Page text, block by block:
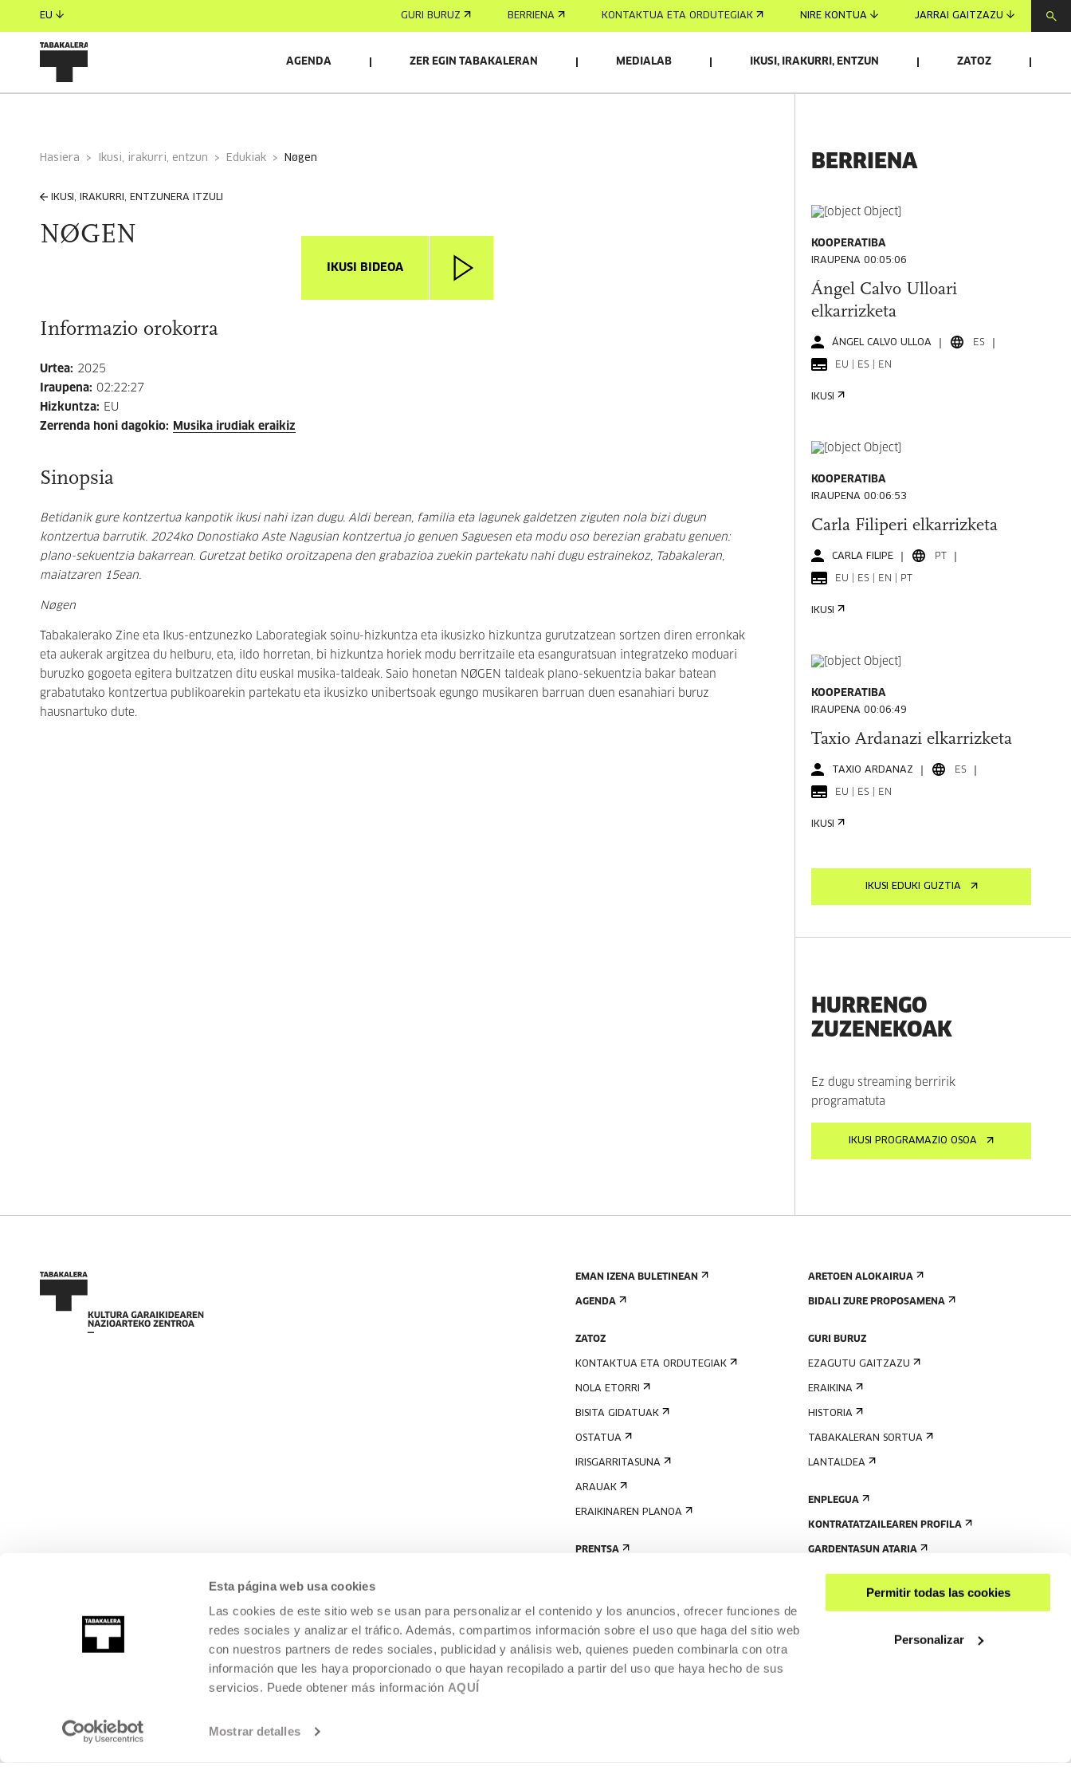
Esta página web usa cookies
Las cookies de este sitio web se usan para personalizar el contenido y los anuncios, ofrecer funciones de
redes sociales y analizar el tráfico. Además, compartimos información sobre el uso que haga del sitio web
con nuestros partners de redes sociales, publicidad y análisis web, quienes pueden combinarla con otra
información que les haya proporcionado o que hayan recopilado a partir del uso que haya hecho de sus
servicios. Puede obtener más información AQUÍ
Mostrar detalles
Permitir todas las cookies
Personalizar
EU GURI BURUZ BERRIENA KONTAKTUA ETA ORDUTEGIAK NIRE KONTUA JARRAI GAITZAZU
AGENDA ZER EGIN TABAKALERAN MEDIALAB IKUSI, IRAKURRI, ENTZUN ZATOZ
Hasiera Ikusi, irakurri, entzun Edukiak nøgen
IKUSI, IRAKURRI, ENTZUNERA ITZULI
NØGEN
IKUSI BIDEOA
Informazio orokorra
Urtea: 2025
Iraupena: 02:22:27
Hizkuntza: EU
Zerrenda honi dagokio: Musika irudiak eraikiz
Sinopsia
Betidanik gure kontzertua kanpotik ikusi nahi izan dugu. Aldi berean, familia eta lagunek galdetzen ziguten nola bizi dugun
kontzertua barrutik. 2024ko Donostiako Aste Nagusian kontzertua jo genuen Saguesen eta modu oso berezian grabatu genuen:
plano-sekuentzia bakarrean. Guretzat betiko oroitzapena den grabazioa zuekin partekatu nahi dugu estrainekoz, Tabakaleran,
maiatzaren 15ean.
Nøgen
Tabakalerako Zine eta Ikus-entzunezko Laborategiak soinu-hizkuntza eta ikusizko hizkuntza gurutzatzean sortzen diren erronkak
eta aukerak argitzea du helburu, eta, ildo horretan, bi hizkuntza horiek modu berritzaile eta esanguratsuan integratzeko moduari
buruzko gogoeta egitera bultzatzen ditu euskal musika-taldeak. Saio honetan NØGEN taldeak plano-sekuentzia bakar batean
grabatutako kontzertua publikoarekin partekatu eta ikusizko unibertsoak egungo musikaren barruan duen esanahiari buruz
hausnartuko dute.
BERRIENA
KOOPERATIBA
IRAUPENA 00:05:06
Ángel Calvo Ulloari
elkarrizketa
ÁNGEL CALVO ULLOA ES
EU | ES | EN
IKUSI
KOOPERATIBA
IRAUPENA 00:06:53
Carla Filiperi elkarrizketa
CARLA FILIPE PT
EU | ES | EN | PT
IKUSI
KOOPERATIBA
IRAUPENA 00:06:49
Taxio Ardanazi elkarrizketa
TAXIO ARDANAZ ES
EU | ES | EN
IKUSI
IKUSI EDUKI GUZTIA
HURRENGO
ZUZENEKOAK
Ez dugu streaming berririk
programatuta
IKUSI PROGRAMAZIO OSOA
EMAN IZENA BULETINEAN
AGENDA
ZATOZ
KONTAKTUA ETA ORDUTEGIAK
NOLA ETORRI
BISITA GIDATUAK
OSTATUA
IRISGARRITASUNA
ARAUAK
ERAIKINAREN PLANOA
PRENTSA
ARETOEN ALOKAIRUA
BIDALI ZURE PROPOSAMENA
GURI BURUZ
EZAGUTU GAITZAZU
ERAIKINA
HISTORIA
TABAKALERAN SORTUA
LANTALDEA
ENPLEGUA
KONTRATATZAILEAREN PROFILA
GARDENTASUN ATARIA
2026 TABAKALERA.
KULTURA GARAIKIDEAREN NAZIOARTEKO ZENTROA,